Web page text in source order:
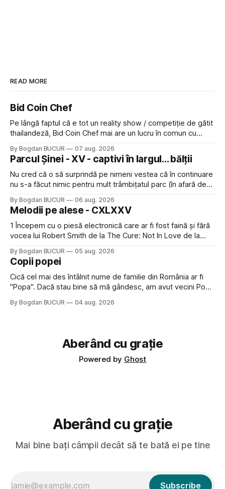
READ MORE
Bid Coin Chef
Pe lângă faptul că e tot un reality show / competiție de gătit
thailandeză, Bid Coin Chef mai are un lucru în comun cu
lăsat rece la prima vedere, după care m-a făcut să mă
îndrăgostesc de el. Nu mi-a plăcut faptul
By Bogdan BUCUR 07 aug. 2026
Parcul Șinei - XV - captivi în largul... bălții
Nu cred că o să surprindă pe nimeni vestea că în continuare
nu s-a făcut nimic pentru mult trâmbițatul parc (în afară de
timp pui și latră prin gard la lumea care trece prin zonă). Am
avut, în schimb, o belea
By Bogdan BUCUR 06 aug. 2026
Melodii pe alese - CXLXXV
1 Începem cu o piesă electronică care ar fi fost faină și fără
vocea lui Robert Smith de la The Cure: Not In Love de la
a dovedit că jumătatea masculină a acelui duo era cam
dubioasă...) 2. Băgăm la
By Bogdan BUCUR 05 aug. 2026
Copii popei
Cică cel mai des întâlnit nume de familie din România ar fi
"Popa". Dacă stau bine să mă gândesc, am avut vecini Popa
Dexonline spune de etimologia termenului de popă că ar
By Bogdan BUCUR 04 aug. 2026
Aberând cu grație
Powered by Ghost
Aberând cu grație
Mai bine bați câmpii decât să te bată ei pe tine
Subscribe